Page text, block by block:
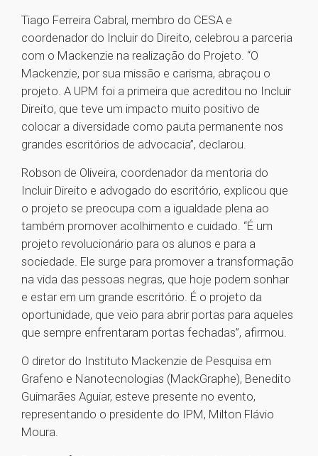
Tiago Ferreira Cabral, membro do CESA e
coordenador do Incluir do Direito, celebrou a parceria
com o Mackenzie na realização do Projeto. “O
Mackenzie, por sua missão e carisma, abraçou o
projeto. A UPM foi a primeira que acreditou no Incluir
Direito, que teve um impacto muito positivo de
colocar a diversidade como pauta permanente nos
grandes escritórios de advocacia”, declarou.
Robson de Oliveira, coordenador da mentoria do
Incluir Direito e advogado do escritório, explicou que
o projeto se preocupa com a igualdade plena ao
também promover acolhimento e cuidado. “É um
projeto revolucionário para os alunos e para a
sociedade. Ele surge para promover a transformação
na vida das pessoas negras, que hoje podem sonhar
e estar em um grande escritório. É o projeto da
oportunidade, que veio para abrir portas para aqueles
que sempre enfrentaram portas fechadas”, afirmou.
O diretor do Instituto Mackenzie de Pesquisa em
Grafeno e Nanotecnologias (MackGraphe), Benedito
Guimarães Aguiar, esteve presente no evento,
representando o presidente do IPM, Milton Flávio
Moura.